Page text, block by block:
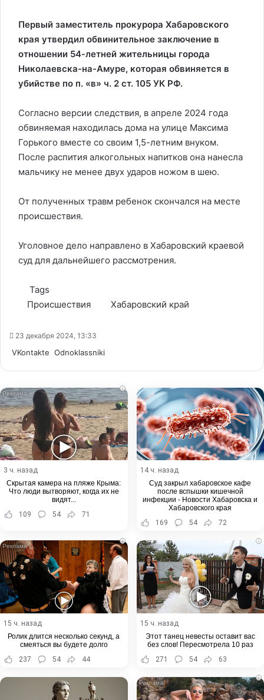
Первый заместитель прокурора Хабаровского
края утвердил обвинительное заключение в
отношении 54-летней жительницы города
Николаевска-на-Амуре, которая обвиняется в
убийстве по п. «в» ч. 2 ст. 105 УК РФ.
Согласно версии следствия, в апреле 2024 года
обвиняемая находилась дома на улице Максима
Горького вместе со своим 1,5-летним внуком.
После распития алкогольных напитков она нанесла
мальчику не менее двух ударов ножом в шею.
От полученных травм ребенок скончался на месте
происшествия.
Уголовное дело направлено в Хабаровский краевой
суд для дальнейшего рассмотрения.
Tags
Происшествия
Хабаровский край
23 декабря 2024, 13:33
VKontakte Odnoklassniki
i
3 ч. назад
Скрытая камера на пляже Крыма:
Что люди вытворяют, когда их не
видят...
109
54 71
14 ч. назад
Суд закрыл хабаровское кафе
после вспышки кишечной
инфекции - Новости Хабаровска и
Хабаровского края
169
54 72
i
15 ч. назад
Ролик длится несколько секунд, а
смеяться вы будете долго
237
54 44
i
15 ч. назад
Этот танец невесты оставит вас
без слов! Пересмотрела 10 раз
271
54 63
i